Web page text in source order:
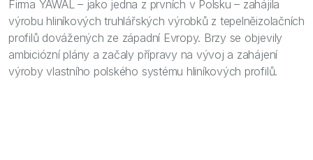
Firma YAWAL – jako jedna z prvních v Polsku – zahájila
výrobu hliníkových truhlářských výrobků z tepelněizolačních
profilů dovážených ze západní Evropy. Brzy se objevily
ambiciózní plány a začaly přípravy na vývoj a zahájení
výroby vlastního polského systému hliníkových profilů.